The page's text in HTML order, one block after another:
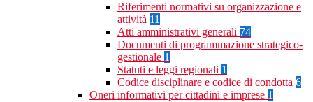
Riferimenti normativi su organizzazione e
attività 11
Atti amministrativi generali 74
Documenti di programmazione strategico-
gestionale 1
Statuti e leggi regionali 1
Codice disciplinare e codice di condotta 6
Oneri informativi per cittadini e imprese 1